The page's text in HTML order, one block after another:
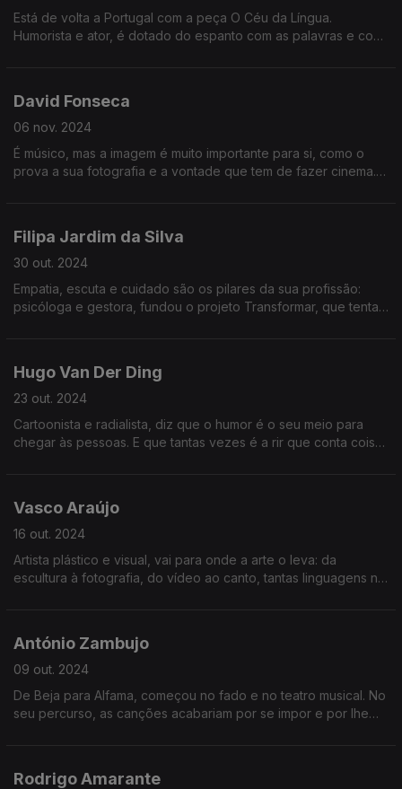
Está de volta a Portugal com a peça O Céu da Língua.
Humorista e ator, é dotado do espanto com as palavras e com
David Fonseca
06 nov. 2024
É músico, mas a imagem é muito importante para si, como o
prova a sua fotografia e a vontade que tem de fazer cinema.
Filipa Jardim da Silva
30 out. 2024
Empatia, escuta e cuidado são os pilares da sua profissão:
psicóloga e gestora, fundou o projeto Transformar, que tenta
Hugo Van Der Ding
23 out. 2024
Cartoonista e radialista, diz que o humor é o seu meio para
chegar às pessoas. E que tantas vezes é a rir que conta coisas
Vasco Araújo
16 out. 2024
Artista plástico e visual, vai para onde a arte o leva: da
escultura à fotografia, do vídeo ao canto, tantas linguagens na
António Zambujo
09 out. 2024
De Beja para Alfama, começou no fado e no teatro musical. No
seu percurso, as canções acabariam por se impor e por lhe
Rodrigo Amarante